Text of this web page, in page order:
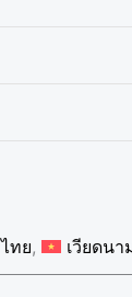
ไทย เวียดนา